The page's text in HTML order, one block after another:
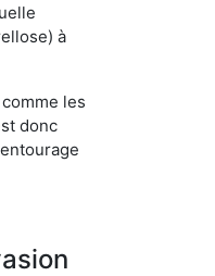
à
les
donc